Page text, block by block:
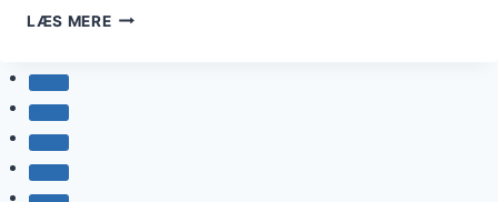
LÆS MEREPASTARETTER